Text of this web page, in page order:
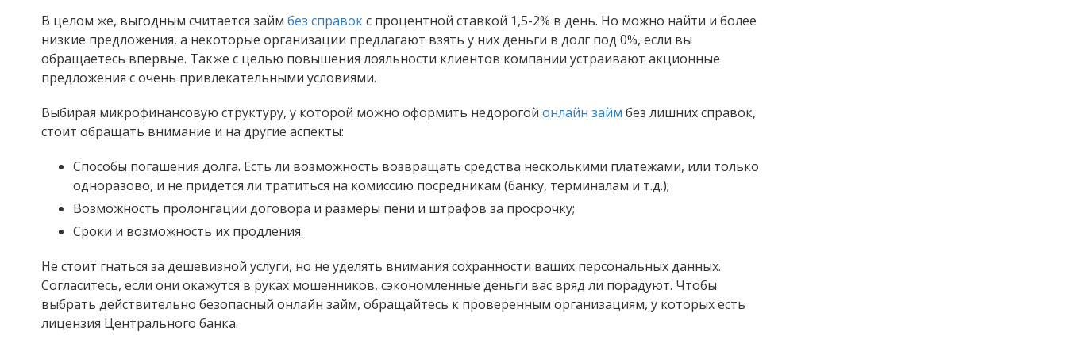
В целом же, выгодным считается займ без справокс процентной ставкой 1,5-2% в день. Но можно найти и более
низкие предложения, а некоторые организации предлагают взять у них деньги в долг под 0%, если вы
обращаетесь впервые. Также с целью повышения лояльности клиентов компании устраивают акционные
предложения с очень привлекательными условиями.
Выбирая микрофинансовую структуру, у которой можно оформить недорогой онлайн займ без лишних справок,
стоит обращать внимание и на другие аспекты:
Способы погашения долга. Есть ли возможность возвращать средства несколькими платежами, или только
одноразово, и не придется ли тратиться на комиссию посредникам (банку, терминалам и т.д.);
Возможность пролонгации договора и размеры пени и штрафов за просрочку;
Сроки и возможность их продления.
Не стоит гнаться за дешевизной услуги, но не уделять внимания сохранности ваших персональных данных.
Согласитесь, если они окажутся в руках мошенников, сэкономленные деньги вас вряд ли порадуют. Чтобы
выбрать действительно безопасный онлайн займ, обращайтесь к проверенным организациям, у которых есть
лицензия Центрального банка.